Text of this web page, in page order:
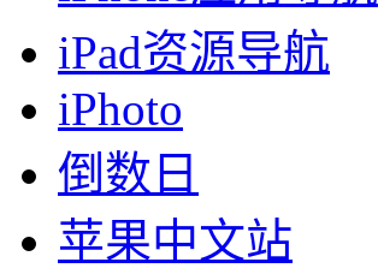
iPad资源导航
iPhoto
倒数日
苹果中文站